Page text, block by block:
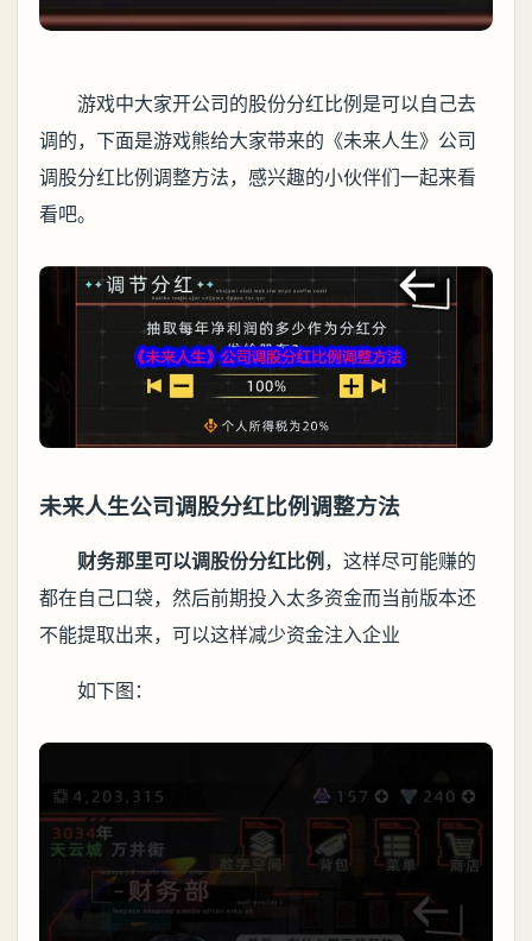
游戏中大家开公司的股份分红比例是可以自己去
调的，下面是游戏熊给大家带来的《未来人生》公司
调股分红比例调整方法，感兴趣的小伙伴们一起来看
看吧。
未来人生公司调股分红比例调整方法
财务那里可以调股份分红比例 ，这样尽可能赚的
都在自己口袋，然后前期投入太多资金而当前版本还
不能提取出来，可以这样减少资金注入企业
如下图：